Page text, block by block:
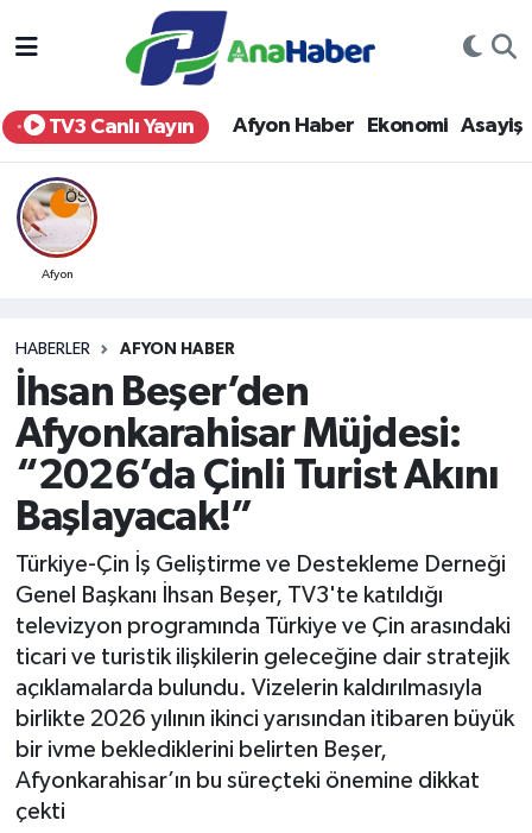
TV3 Canlı Yayın Afyon Haber Ekonomi Asayiş
Afyon
HABERLER AFYON HABER
İhsan Beşer’den
Afyonkarahisar Müjdesi:
“2026’da Çinli Turist Akını
Başlayacak!”
Türkiye-Çin İş Geliştirme ve Destekleme Derneği
Genel Başkanı İhsan Beşer, TV3'te katıldığı
televizyon programında Türkiye ve Çin arasındaki
ticari ve turistik ilişkilerin geleceğine dair stratejik
açıklamalarda bulundu. Vizelerin kaldırılmasıyla
birlikte 2026 yılının ikinci yarısından itibaren büyük
bir ivme beklediklerini belirten Beşer,
Afyonkarahisar’ın bu süreçteki önemine dikkat
çekti
Yurt Haber
Afyon Haber
Ekonomi
Siyaset
Eğitim
Sağlık
Teknoloji
Kültür - Sanat
Yaşam
Afyonkarahisar Nöbetçi Eczaneler
Afyonkarahisar Hava Durumu
Afyonkarahisar Namaz Vakitleri
Afyonkarahisar Trafik Yoğunluk Haritası
Tüm Manşetler
Son Dakika Haberleri
Haber Arşivi